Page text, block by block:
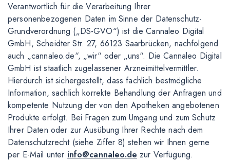
Verantwortlich für die Verarbeitung Ihrer
personenbezogenen Daten im Sinne der Datenschutz-
Grundverordnung („DS-GVO“) ist die Cannaleo Digital
GmbH, Scheidter Str. 27, 66123 Saarbrücken, nachfolgend
auch „cannaleo.de“, „wir“ oder „uns“. Die Cannaleo Digital
GmbH ist staatlich zugelassener Arzneimittelvermittler.
Hierdurch ist sichergestellt, dass fachlich bestmögliche
Information, sachlich korrekte Behandlung der Anfragen und
kompetente Nutzung der von den Apotheken angebotenen
Produkte erfolgt. Bei Fragen zum Umgang und zum Schutz
Ihrer Daten oder zur Ausübung Ihrer Rechte nach dem
Datenschutzrecht (siehe Ziffer 8) stehen wir Ihnen gerne
per E-Mail unter info@cannaleo.de zur Verfügung.